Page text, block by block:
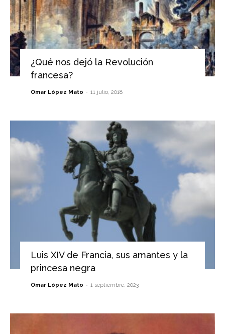
¿Qué nos dejó la Revolución
francesa?
Omar López Mato - 11 julio, 2018
Luis XIV de Francia, sus amantes y la
princesa negra
Omar López Mato - 1 septiembre, 2023